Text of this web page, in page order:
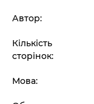
Автор:
Кількість
сторінок:
Мова: